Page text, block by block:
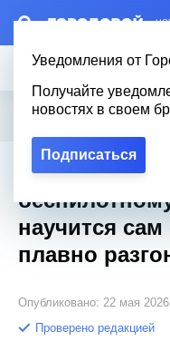
–
Уведомления от
Получайте
новостях в своем
Подписаться
Новости Эксклюзив
Городовой Новости
метро: «Балтиец» научится
От умных
научится
плавно
Опубликовано: 22 мая
Проверено редакцией